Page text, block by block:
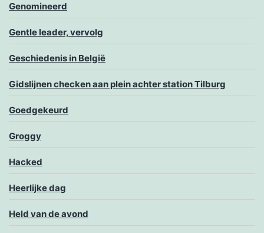
Genomineerd
Gentle leader, vervolg
Geschiedenis in België
Gidslijnen checken aan plein achter station Tilburg
Goedgekeurd
Groggy
Hacked
Heerlijke dag
Held van de avond